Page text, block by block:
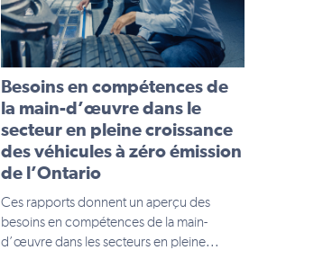
Besoins en compétences de
la main-d’œuvre dans le
secteur en pleine croissance
des véhicules à zéro émission
de l’Ontario
Ces rapports donnent un aperçu des
besoins en compétences de la main-
d’œuvre dans les secteurs en pleine...